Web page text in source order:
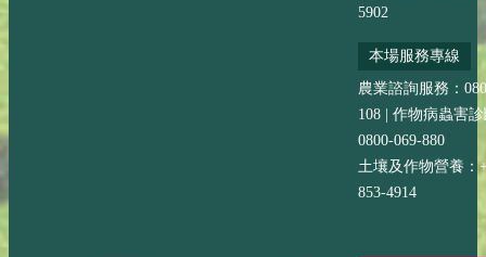
5902
本場服務專線
農業諮詢服務：
108 | 作物病蟲害
0800-069-880
土壤及作物營養：
853-4914